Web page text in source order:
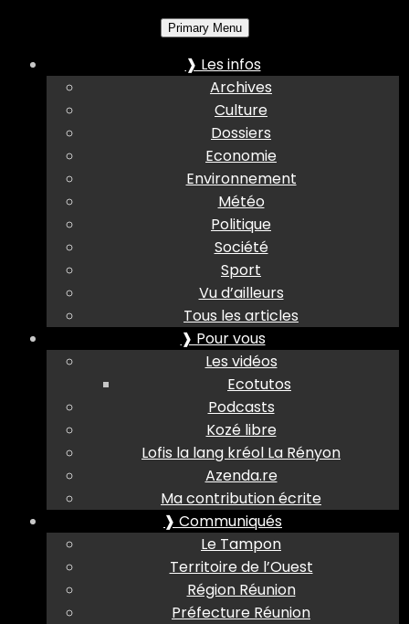
Primary Menu
❱ Les infos
Archives
Culture
Dossiers
Economie
Environnement
Météo
Politique
Société
Sport
Vu d’ailleurs
Tous les articles
❱ Pour vous
Les vidéos
Ecotutos
Podcasts
Kozé libre
Lofis la lang kréol La Rényon
Azenda.re
Ma contribution écrite
❱ Communiqués
Le Tampon
Territoire de l’Ouest
Région Réunion
Préfecture Réunion